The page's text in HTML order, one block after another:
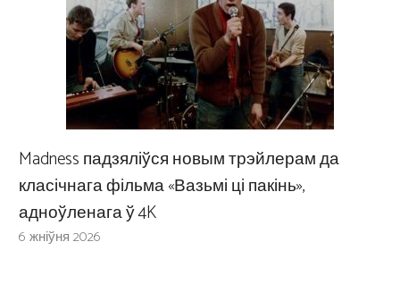
Madness падзяліўся новым трэйлерам да
класічнага фільма «Вазьмі ці пакінь»,
адноўленага ў 4K
6 жніўня 2026